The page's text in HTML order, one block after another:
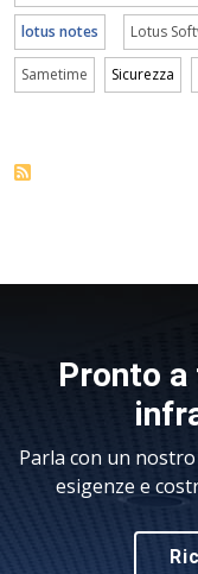
lotus notes Lotus
Sametime Sicurezza
Pronto
Parla con un
esigenze e